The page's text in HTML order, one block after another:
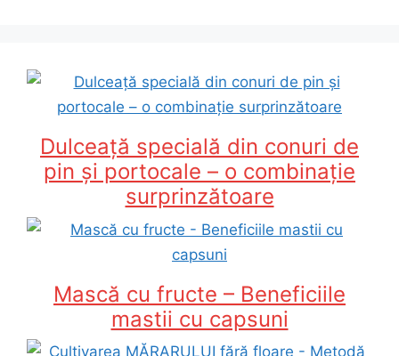
Dulceață specială din conuri de
pin și portocale – o combinație
surprinzătoare
Mască cu fructe – Beneficiile
mastii cu capsuni